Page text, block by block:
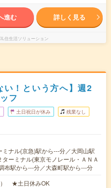
進む 詳しく見る
住生活ソリューション
い！という方へ】週2
フ
土日祝日が休み 残業なし
ナル(京急)駅から---分／大岡山駅
ーミナル(東京モノレール・ＡＮＡ
布駅から---分／大森町駅から---分
） ★土日休みOK